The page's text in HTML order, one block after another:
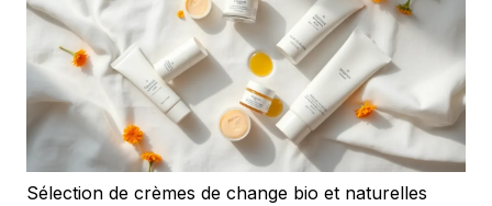
Sélection de crèmes de change bio et naturelles